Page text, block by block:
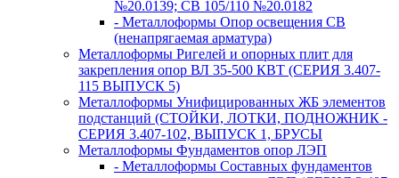
№20.0139; СВ 105/110 №20.0182
- Металлоформы Опор освещения СВ
(ненапрягаемая арматура)
Металлоформы Ригелей и опорных плит для
закрепления опор ВЛ 35-500 КВТ (СЕРИЯ 3.407-
115 ВЫПУСК 5)
Металлоформы Унифицированных ЖБ элементов
подстанций (СТОЙКИ, ЛОТКИ, ПОДНОЖНИК -
СЕРИЯ 3.407-102, ВЫПУСК 1, БРУСЫ
Металлоформы Фундаментов опор ЛЭП
- Металлоформы Составных фундаментов